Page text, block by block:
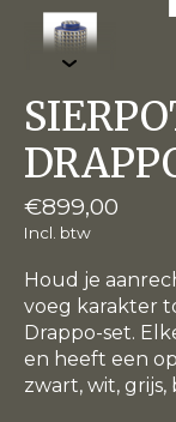
€899,00
Incl. btw
Houd je
voeg karakter
Drappo-set.
en heeft een
zwart, wit,